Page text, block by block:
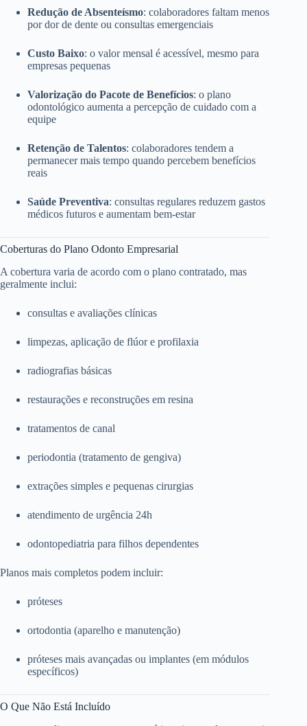
Redução de Absenteísmo: colaboradores faltam menos
por dor de dente ou consultas emergenciais
Custo Baixo: o valor mensal é acessível, mesmo para
empresas pequenas
Valorização do Pacote de Benefícios: o plano
odontológico aumenta a percepção de cuidado com a
equipe
Retenção de Talentos: colaboradores tendem a
permanecer mais tempo quando percebem benefícios
reais
Saúde Preventiva: consultas regulares reduzem gastos
médicos futuros e aumentam bem-estar
Coberturas do Plano Odonto Empresarial
A cobertura varia de acordo com o plano contratado, mas
geralmente inclui:
consultas e avaliações clínicas
limpezas, aplicação de flúor e profilaxia
radiografias básicas
restaurações e reconstruções em resina
tratamentos de canal
periodontia (tratamento de gengiva)
extrações simples e pequenas cirurgias
atendimento de urgência 24h
odontopediatria para filhos dependentes
Planos mais completos podem incluir:
próteses
ortodontia (aparelho e manutenção)
próteses mais avançadas ou implantes (em módulos
específicos)
O Que Não Está Incluído